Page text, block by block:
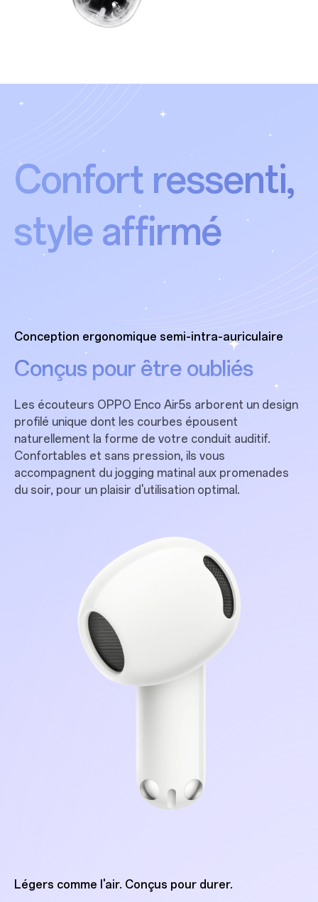
Confort ressenti,
style affirmé
Conception ergonomique semi-intra-auriculaire
Conçus pour être oubliés
Les écouteurs OPPO Enco Air5s arborent un design
profilé unique dont les courbes épousent
naturellement la forme de votre conduit auditif.
Confortables et sans pression, ils vous
accompagnent du jogging matinal aux promenades
du soir, pour un plaisir d'utilisation optimal.
Légers comme l'air. Conçus pour durer.